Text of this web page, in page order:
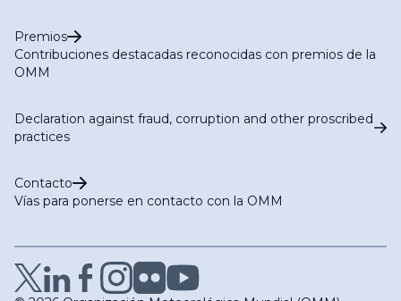
Premios
Contribuciones destacadas reconocidas con premios de la
OMM
Declaration against fraud, corruption and other proscribed
practices
Contacto
Vías para ponerse en contacto con la OMM